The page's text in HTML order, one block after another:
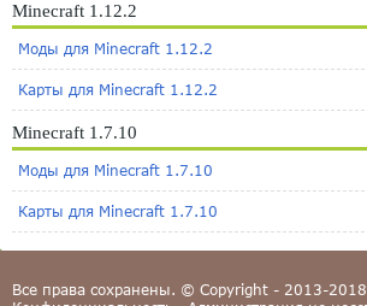
Minecraft 1.12.2
Моды для Minecraft 1.12.2
Карты для Minecraft 1.12.2
Minecraft 1.7.10
Моды для Minecraft 1.7.10
Карты для Minecraft 1.7.10
Все права сохранены. © Copyright - 2013-2018